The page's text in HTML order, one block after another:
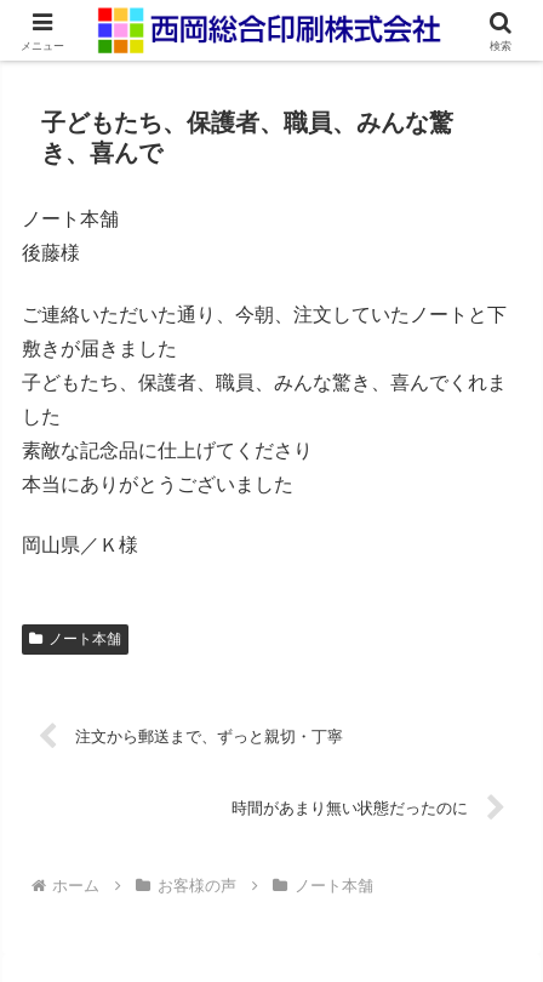
ネット印刷通販・オンデマンド印刷
子どもたち、保護者、職員、みんな驚
き、喜んで
ノート本舗
後藤様
ご連絡いただいた通り、今朝、注文していたノートと下
敷きが届きました
子どもたち、保護者、職員、みんな驚き、喜んでくれま
した
素敵な記念品に仕上げてくださり
本当にありがとうございました
岡山県／Ｋ様
ノート本舗
注文から郵送まで、ずっと親切・丁寧
時間があまり無い状態だったのに
ホーム お客様の声 ノート本舗
メニュー 検索